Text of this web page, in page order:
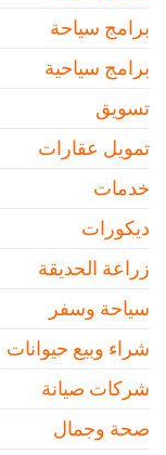
برامج سياحة
برامج سياحية
تسويق
تمويل عقارات
خدمات
ديكورات
زراعة الحديقة
سياحة وسفر
شراء وبيع حيوانات
شركات صيانة
صحة وجمال